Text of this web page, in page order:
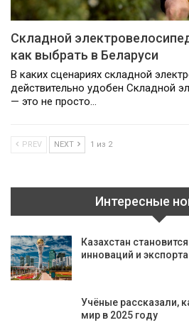
Складной
как выбрать в Беларуси
В каких сценариях складной
действительно удобен Складной
— это не просто…
PREV NEXT 1 из 2
Интересные
Казахстан
инноваций и
Учёные рассказали,
мир в 2025 году